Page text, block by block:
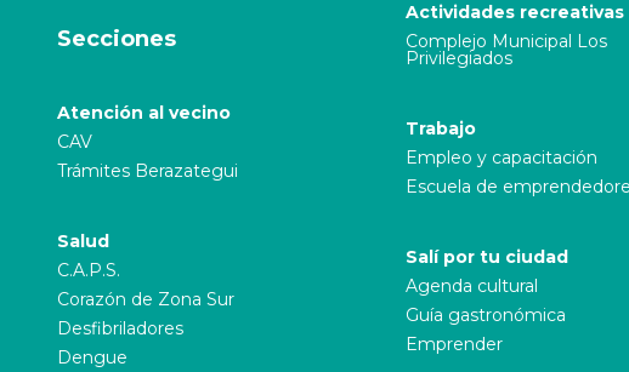
Secciones
Atención al vecino
CAV
Trámites Berazategui
Salud
C.A.P.S.
Corazón de Zona Sur
Desfibriladores
Dengue
Actividades recreativas
Complejo Municipal Los
Privilegiados
Trabajo
Empleo y capacitación
Escuela de
Salí por tu ciudad
Agenda cultural
Guía gastronómica
Emprender